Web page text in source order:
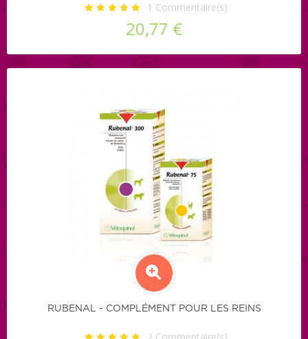
1 Commentaire(s)
20,77 €
RUBENAL - COMPLÉMENT POUR LES REINS